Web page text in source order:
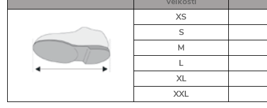
XS
S
M
L
XL
XXL